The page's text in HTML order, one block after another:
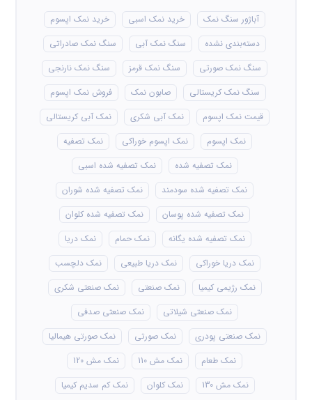
آباژور سنگ نمک خرید نمک اسبی
خرید نمک اپسوم
دسته‌بندی نشده
سنگ نمک آبی
سنگ نمک صادراتی
سنگ نمک صورتی
سنگ نمک قرمز
سنگ نمک نارنجی
سنگ نمک کریستالی
صابون نمک
فروش نمک اپسوم
قیمت نمک اپسوم
نمک آبی شکری
نمک آبی کریستالی
نمک اپسوم
نمک اپسوم خوراکی
نمک تصفیه
نمک تصفیه شده
نمک تصفیه شده اسبی
نمک تصفیه شده سودمند
نمک تصفیه شده شوران
نمک تصفیه شده پوسان
نمک تصفیه شده کلوان
نمک تصفیه شده یگانه
نمک حمام
نمک دریا
نمک دریا خوراکی
نمک دریا طبیعی
نمک دلچسب
نمک رژیمی کیمیا
نمک صنعتی
نمک صنعتی شکری
نمک صنعتی شیلاتی
نمک صنعتی صدفی
نمک صنعتی پودری
نمک صورتی
نمک صورتی هیمالیا
نمک طعام
نمک مش 110
نمک مش 120
نمک مش 130
نمک کلوان
نمک کم سدیم کیمیا